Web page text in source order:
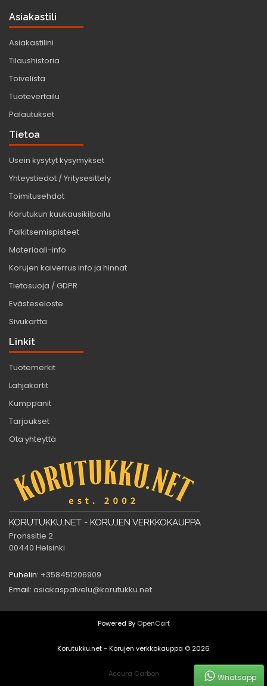
Asiakastili
Asiakastilini
Tilaushistoria
Toivelista
Tuotevertailu
Palautukset
Tietoa
Usein kysytyt kysymykset
Yhteystiedot / Yritysesittely
Toimitusehdot
Korutukun kuukausikilpailu
Palkitsemispisteet
Materiaali-info
Korujen kaiverrus info ja hinnat
Tietosuoja / GDPR
Evästeseloste
Sivukartta
Linkit
Tuotemerkit
Lahjakortit
Kumppanit
Tarjoukset
Ota yhteyttä
KORUTUKKU.NET - KORUJEN VERKKOKAUPPA
Pronssitie 2
00440 Helsinki
Puhelin: +358451206909
Email: asiakaspalvelu@korutukku.net
Powered By OpenCart
Korutukku.net - Korujen verkkokauppa © 2026
Accura Carbon Whatsapp